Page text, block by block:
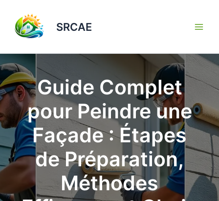
contenu
SRCAE
Guide Complet
pour Peindre une
Façade : Étapes
de Préparation,
Méthodes